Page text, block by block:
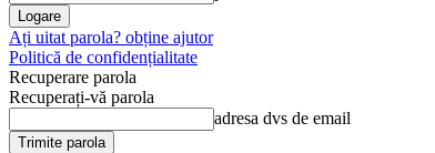
Ați uitat parola? obține ajutor
Politică de confidențialitate
Recuperare parola
Recuperați-vă parola
adresa dvs de email